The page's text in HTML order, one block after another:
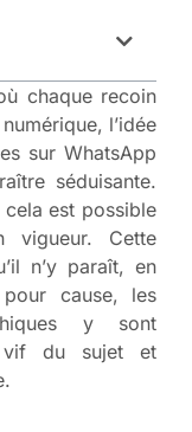
chaque recoin
l’idée
sur WhatsApp
séduisante.
est possible
vigueur. Cette
n’y paraît, en
cause, les
y sont
vif du sujet et